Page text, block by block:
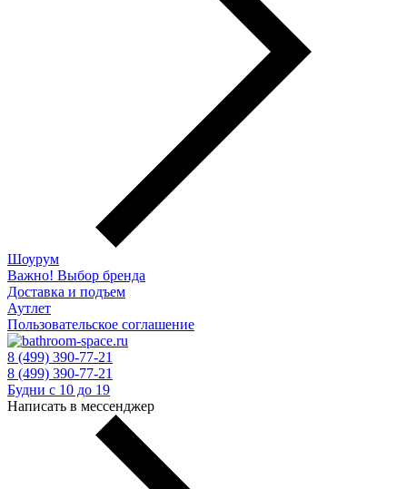
Шоурум
Важно! Выбор бренда
Доставка и подъем
Аутлет
Пользовательское соглашение
8 (499) 390-77-21
8 (499) 390-77-21
Будни с 10 до 19
Написать в мессенджер